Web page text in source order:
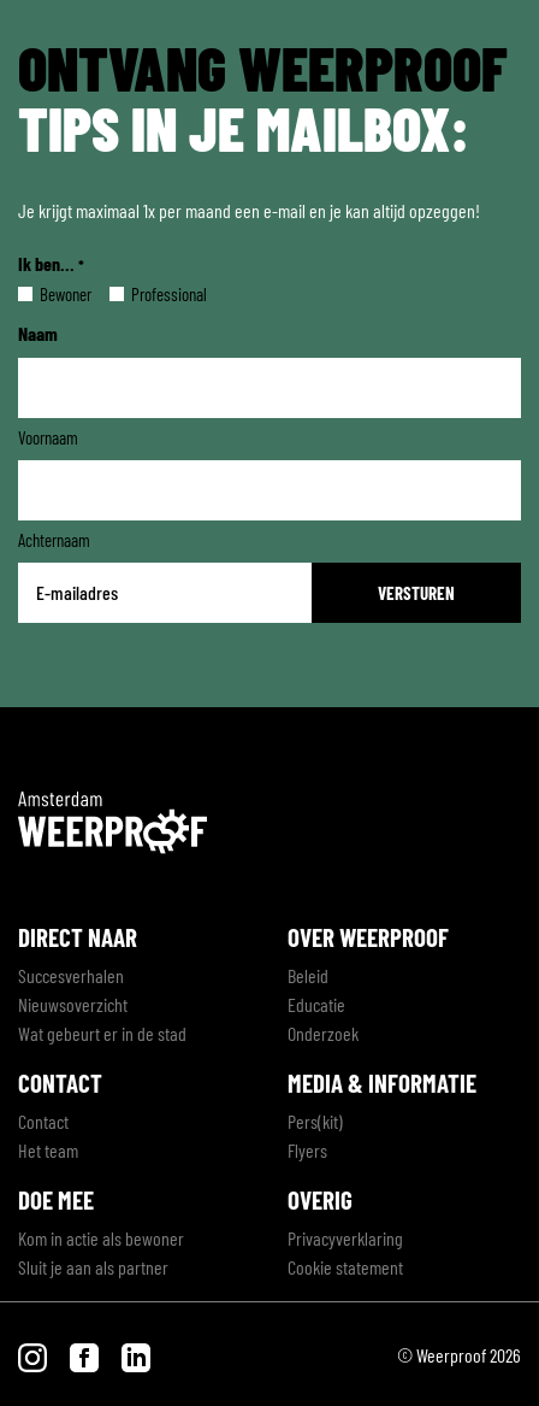
ONTVANG WEERPROOF
TIPS IN JE MAILBOX:
Je krijgt maximaal 1x per maand een e-mail en je kan altijd opzeggen!
Ik ben... *
Bewoner Professional
Naam
Voornaam
Achternaam
mailadres
DIRECT NAAR
Succesverhalen
Nieuwsoverzicht
Wat gebeurt er in de stad
OVER WEERPROOF
Beleid
Educatie
Onderzoek
CONTACT
Contact
Het team
MEDIA & INFORMATIE
Pers(kit)
Flyers
DOE MEE
Kom in actie als bewoner
Sluit je aan als partner
OVERIG
Privacyverklaring
Cookie statement
© Weerproof 2026